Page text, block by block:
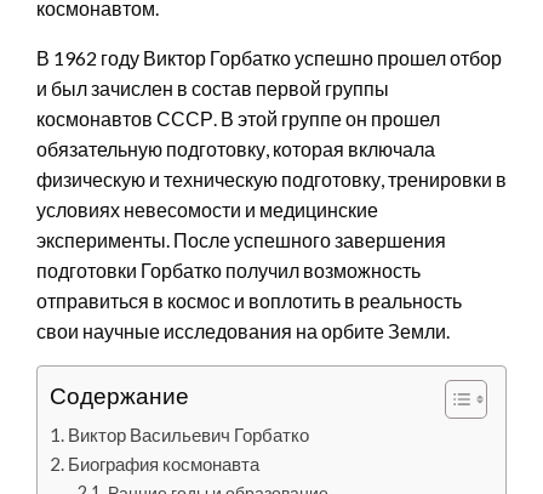
космонавтом.
В 1962 году Виктор Горбатко успешно прошел отбор
и был зачислен в состав первой группы
космонавтов СССР. В этой группе он прошел
обязательную подготовку, которая включала
физическую и техническую подготовку, тренировки в
условиях невесомости и медицинские
эксперименты. После успешного завершения
подготовки Горбатко получил возможность
отправиться в космос и воплотить в реальность
свои научные исследования на орбите Земли.
Содержание
Виктор Васильевич Горбатко
Биография космонавта